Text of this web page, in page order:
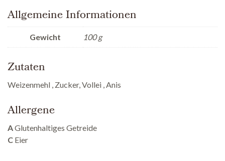
Allgemeine Informationen
Gewicht 100 g
Zutaten
Weizenmehl , Zucker, Vollei , Anis
Allergene
AGlutenhaltiges Getreide
C Eier